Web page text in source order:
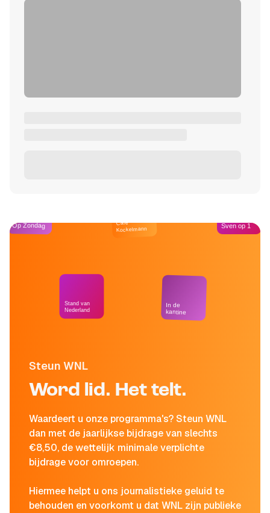
Steun WNL
Word lid. Het telt.
Waardeert u onze programma's? Steun WNL
dan met de jaarlijkse bijdrage van slechts
€8,50, de wettelijk minimale verplichte
bijdrage voor omroepen.
Hiermee helpt u ons journalistieke geluid te
behouden en voorkomt u dat WNL zijn publieke
Op Zondag
Stand van
Nederland
Café
Kockelmann
In de
kantine
Sven op 1